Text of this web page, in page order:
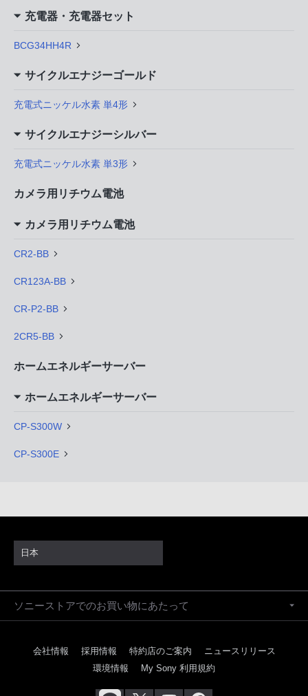
充電器・充電器セット
BCG34HH4R
サイクルエナジーゴールド
充電式ニッケル水素 単4形
サイクルエナジーシルバー
充電式ニッケル水素 単3形
カメラ用リチウム電池
カメラ用リチウム電池
CR2-BB
CR123A-BB
CR-P2-BB
2CR5-BB
ホームエネルギーサーバー
ホームエネルギーサーバー
CP-S300W
CP-S300E
日本
ソニーストアでのお買い物にあたって
会社情報 採用情報 特約店のご案内
ニュースリリース
環境情報
My Sony 利用規約